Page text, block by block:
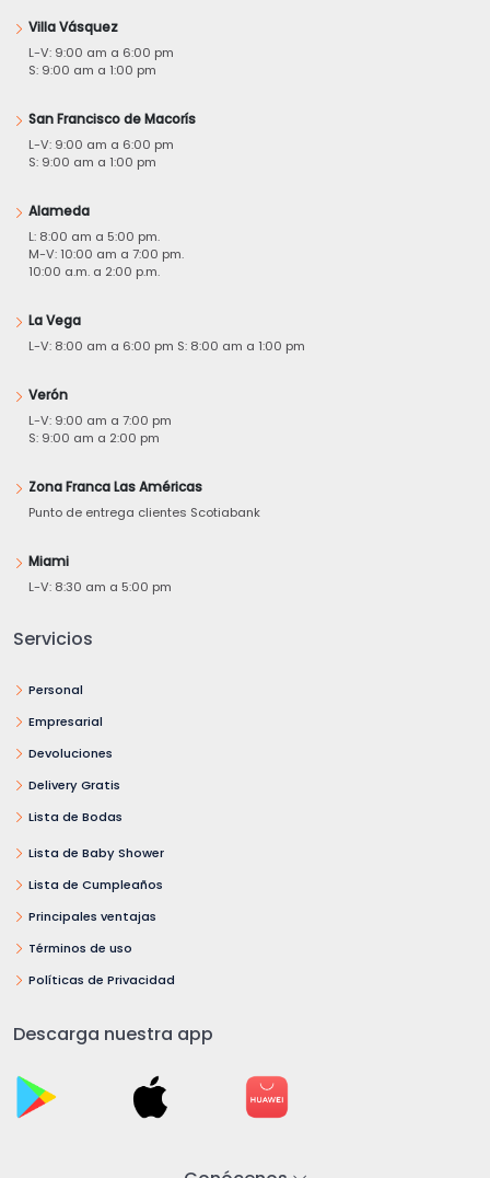
Villa Vásquez
L-V: 9:00 am a 6:00 pm
S: 9:00 am a 1:00 pm
San Francisco de Macorís
L-V: 9:00 am a 6:00 pm
S: 9:00 am a 1:00 pm
Alameda
L: 8:00 am a 5:00 pm.
M-V: 10:00 am a 7:00 pm.
10:00 a.m. a 2:00 p.m.
La Vega
L-V: 8:00 am a 6:00 pm S: 8:00 am a 1:00 pm
Verón
L-V: 9:00 am a 7:00 pm
S: 9:00 am a 2:00 pm
Zona Franca Las Américas
Punto de entrega clientes Scotiabank
Miami
L-V: 8:30 am a 5:00 pm
Servicios
Personal
Empresarial
Devoluciones
Delivery Gratis
Lista de Bodas
Lista de Baby Shower
Lista de Cumpleaños
Principales ventajas
Términos de uso
Políticas de Privacidad
Descarga nuestra app